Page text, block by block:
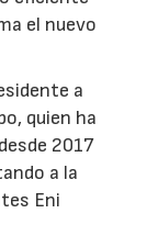
el nuevo
a
quien ha
2017
a la
Eni